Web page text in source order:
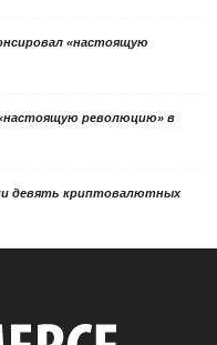
«настоящую
революцию» в
девять криптовалютных